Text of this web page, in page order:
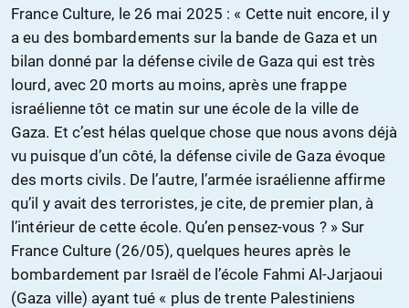
France Culture, le 26 mai 2025 : « Cette nuit encore, il y
a eu des bombardements sur la bande de Gaza et un
bilan donné par la défense civile de Gaza qui est très
lourd, avec 20 morts au moins, après une frappe
israélienne tôt ce matin sur une école de la ville de
Gaza. Et c’est hélas quelque chose que nous avons déjà
vu puisque d’un côté, la défense civile de Gaza évoque
des morts civils. De l’autre, l’armée israélienne affirme
qu’il y avait des terroristes, je cite, de premier plan, à
l’intérieur de cette école. Qu’en pensez-vous ? » Sur
France Culture (26/05), quelques heures après le
bombardement par Israël de l’école Fahmi Al-Jarjaoui
(Gaza ville) ayant tué « plus de trente Palestiniens